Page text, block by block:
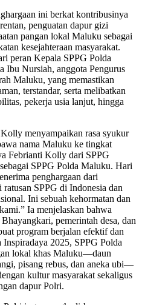
ini berkat kontribusinya
penguatan dapur gizi
pangan lokal Maluku sebagai
kesejahteraan masyarakat.
peran Kepala SPPG Polda
Ibu Nursiah, anggota Pengurus
Maluku, yang memastikan
terstandar, serta melibatkan
pekerja usia lanjut, hingga
menyampaikan rasa syukur
nama Maluku ke tingkat
Febrianti Kolly dari SPPG
SPPG Polda Maluku. Hari
penghargaan dari
SPPG di Indonesia dan
Ini sebuah kehormatan dan
Ia menjelaskan bahwa
pemerintah desa, dan
program berjalan efektif dan
2025, SPPG Polda
lokal khas Maluku—daun
pisang rebus, dan aneka ubi—
kultur masyarakat sekaligus
dapur Polri.